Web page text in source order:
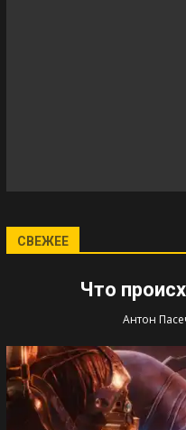
СВЕЖЕЕ
Что
Антон